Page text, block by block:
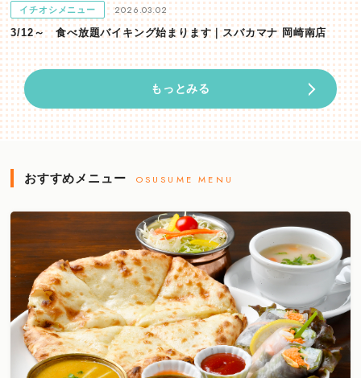
イチオシメニュー 2026.03.02
3/12～ 食べ放題バイキング始まります｜スバカマナ 岡崎南店
もっとみる
おすすめメニュー OSUSUME MENU